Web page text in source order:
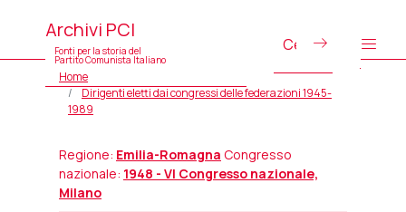
Archivi PCI
Fonti per la storia del
Partito Comunista Italiano
Home
Dirigenti eletti dai congressi delle federazioni 1945-
1989
Regione: Emilia-Romagna Congresso
nazionale: 1948 - VI Congresso nazionale,
Milano